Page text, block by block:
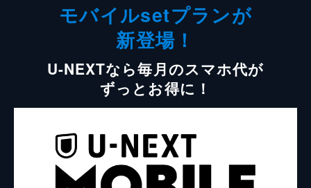
モバイルsetプランが
新登場！
U-NEXTなら毎月のスマホ代が
ずっとお得に！